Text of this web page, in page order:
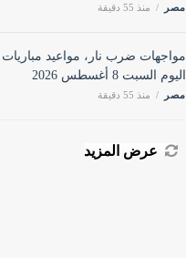
مصر منذ 55 دقيقة
مواجهات ضرب نار، مواعيد مباريات
اليوم السبت 8 أغسطس 2026
مصر منذ 55 دقيقة
عرض المزيد